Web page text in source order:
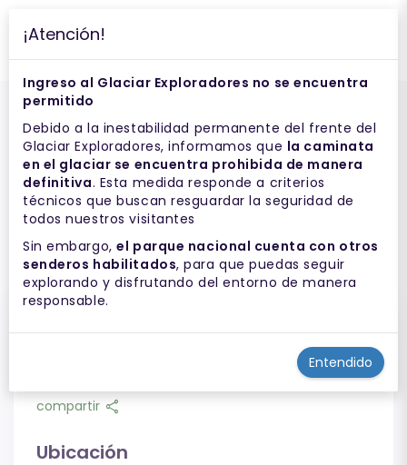
desplegar navegación
PARQUE NACIONAL
LAGUNA SAN RAFAEL
compartir share
Ubicación
¡Atención!
Ingreso al Glaciar Exploradores no se encuentra
permitido
Debido a la inestabilidad permanente del frente del
Glaciar Exploradores, informamos que la caminata
en el glaciar se encuentra prohibida de manera
definitiva. Esta medida responde a criterios
técnicos que buscan resguardar la seguridad de
todos nuestros visitantes
Sin embargo,el parque nacional cuenta con otros
senderos habilitados, para que puedas seguir
explorando y disfrutando del entorno de manera
responsable.
Entendido